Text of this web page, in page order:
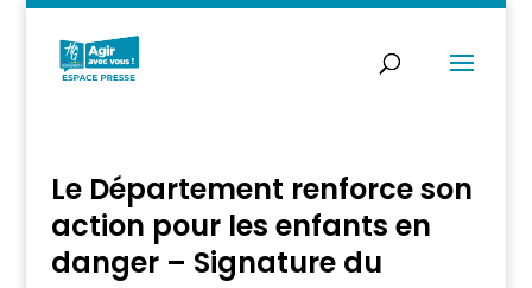
Le Département renforce son
action pour les enfants en
danger – Signature du